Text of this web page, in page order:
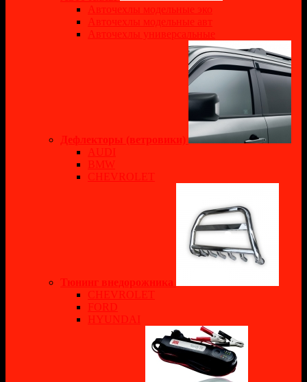
Авточехлы модельные эко
Авточехлы модельные авт
Авточехлы универсальные
Дефлекторы (ветровики)
AUDI
BMW
CHEVROLET
Тюнинг внедорожника
CHEVROLET
FORD
HYUNDAI